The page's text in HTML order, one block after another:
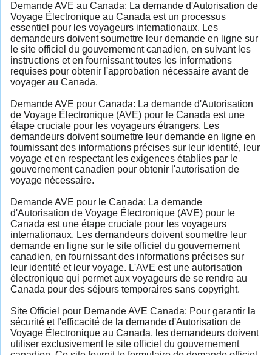
Demande AVE au Canada: La demande d'Autorisation de
Voyage Électronique au Canada est un processus
essentiel pour les voyageurs internationaux. Les
demandeurs doivent soumettre leur demande en ligne sur
le site officiel du gouvernement canadien, en suivant les
instructions et en fournissant toutes les informations
requises pour obtenir l'approbation nécessaire avant de
voyager au Canada.
Demande AVE pour Canada: La demande d'Autorisation
de Voyage Électronique (AVE) pour le Canada est une
étape cruciale pour les voyageurs étrangers. Les
demandeurs doivent soumettre leur demande en ligne en
fournissant des informations précises sur leur identité, leur
voyage et en respectant les exigences établies par le
gouvernement canadien pour obtenir l'autorisation de
voyage nécessaire.
Demande AVE pour le Canada: La demande
d'Autorisation de Voyage Électronique (AVE) pour le
Canada est une étape cruciale pour les voyageurs
internationaux. Les demandeurs doivent soumettre leur
demande en ligne sur le site officiel du gouvernement
canadien, en fournissant des informations précises sur
leur identité et leur voyage. L'AVE est une autorisation
électronique qui permet aux voyageurs de se rendre au
Canada pour des séjours temporaires sans copyright.
Site Officiel pour Demande AVE Canada: Pour garantir la
sécurité et l'efficacité de la demande d'Autorisation de
Voyage Électronique au Canada, les demandeurs doivent
utiliser exclusivement le site officiel du gouvernement